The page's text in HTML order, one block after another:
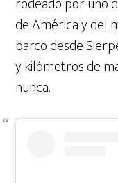
de América y del
barco desde
y kilómetros de
nunca.